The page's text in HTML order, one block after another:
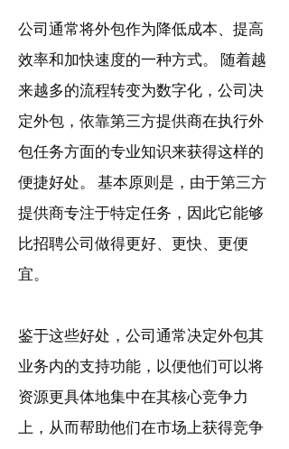
公司通常将外包作为降低成本、提高
效率和加快速度的一种方式。 随着越
来越多的流程转变为数字化，公司决
定外包，依靠第三方提供商在执行外
包任务方面的专业知识来获得这样的
便捷好处。 基本原则是，由于第三方
提供商专注于特定任务，因此它能够
比招聘公司做得更好、更快、更便
宜。
鉴于这些好处，公司通常决定外包其
业务内的支持功能，以便他们可以将
资源更具体地集中在其核心竞争力
上，从而帮助他们在市场上获得竞争